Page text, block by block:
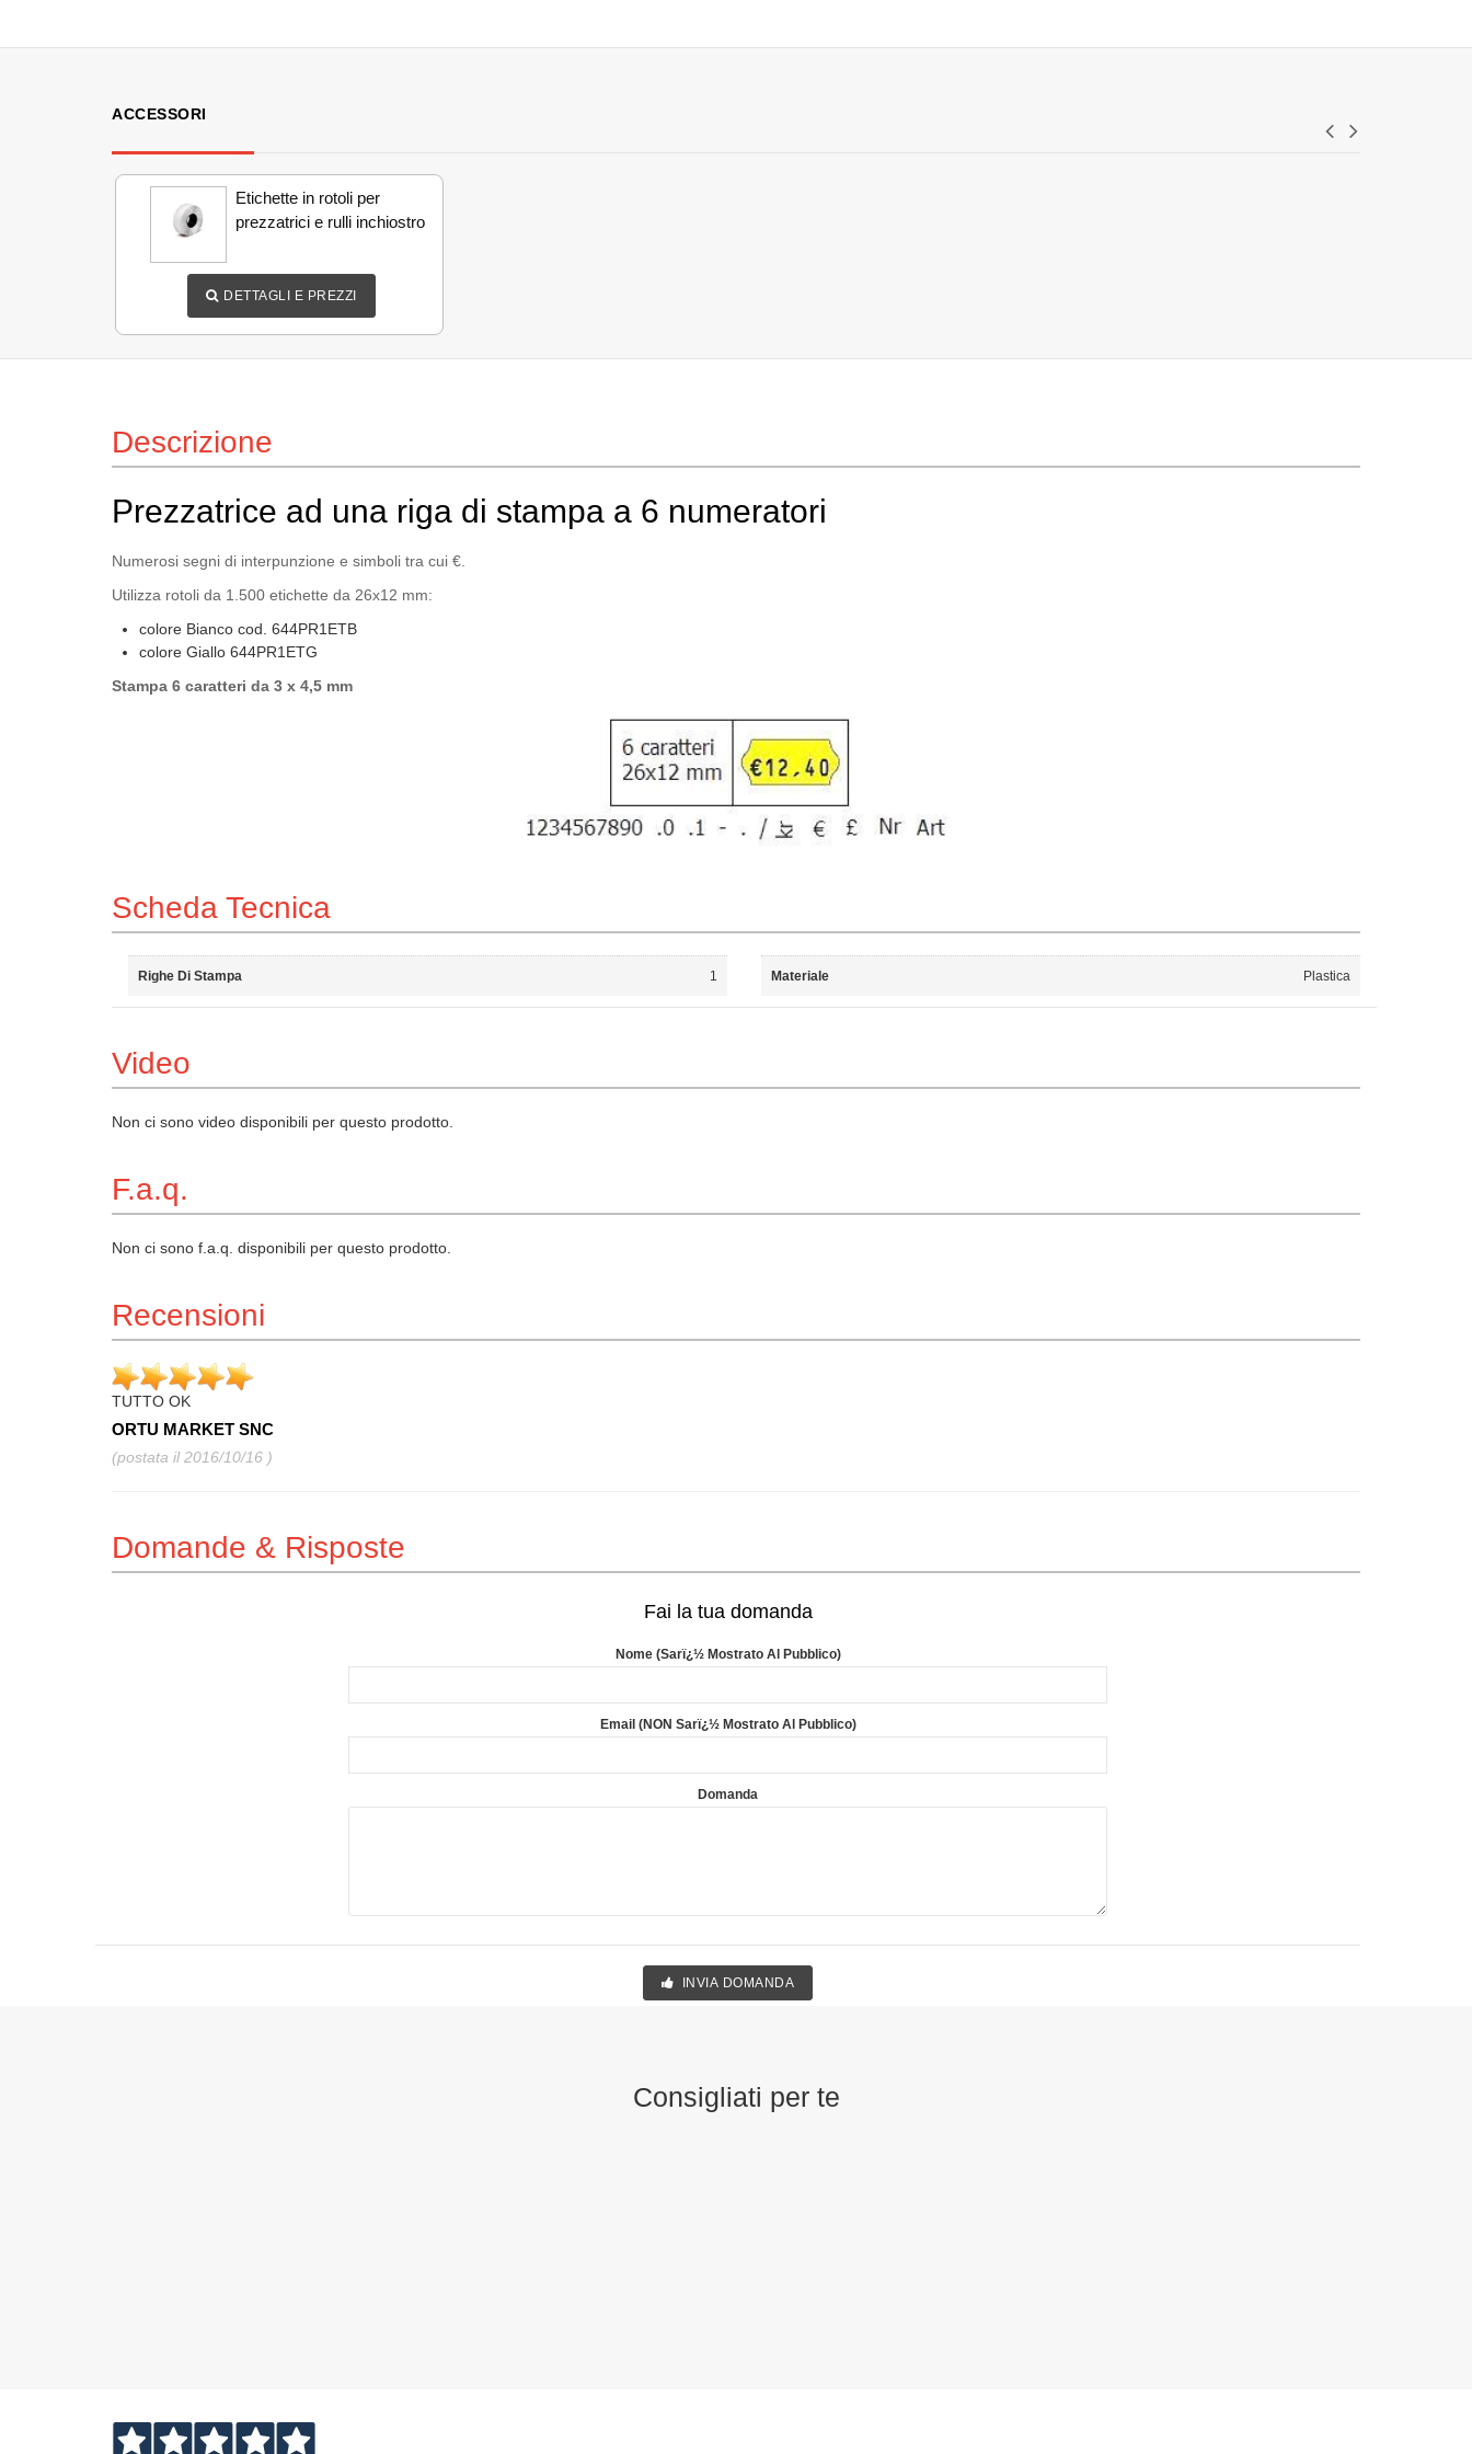
ACCESSORI
Etichette in rotoli per
prezzatrici e rulli inchiostro
DETTAGLI E PREZZI
Descrizione
Prezzatrice ad una riga di stampa a 6 numeratori
Numerosi segni di interpunzione e simboli tra cui €.
Utilizza rotoli da 1.500 etichette da 26x12 mm:
colore Bianco cod. 644PR1ETB
colore Giallo 644PR1ETG
Stampa 6 caratteri da 3 x 4,5 mm
Scheda Tecnica
Righe Di Stampa 1 Materiale Plastica
Video
Non ci sono video disponibili per questo prodotto.
F.a.q.
Non ci sono f.a.q. disponibili per questo prodotto.
Recensioni
TUTTO OK
ORTU MARKET SNC
(postata il 2016/10/16 )
Domande & Risposte
Fai la tua domanda
Nome (sarï¿½ Mostrato Al Pubblico)
Email (NON Sarï¿½ Mostrato Al Pubblico)
Domanda
INVIA DOMANDA
Consigliati per te